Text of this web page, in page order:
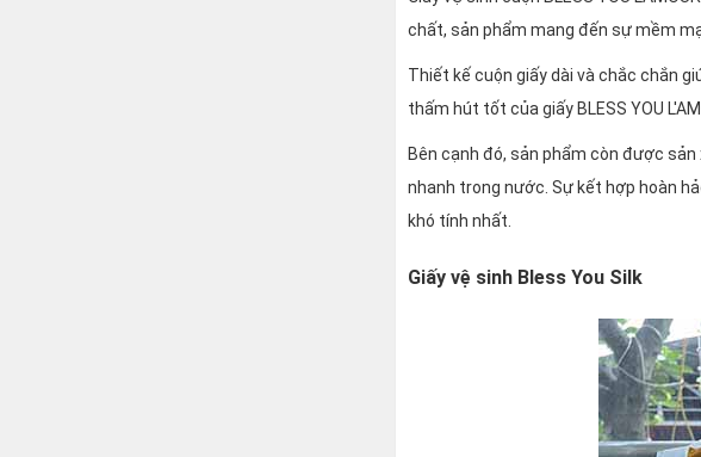
chất, sản phẩm mang đến sự mềm
Thiết kế cuộn giấy dài và chắc chắn
thấm hút tốt của giấy BLESS YOU
Bên cạnh đó, sản phẩm còn được
nhanh trong nước. Sự kết hợp hoàn
khó tính nhất.
Giấy vệ sinh Bless You Silk